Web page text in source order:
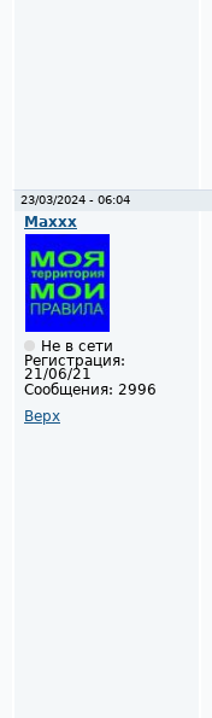
23/03/2024 - 06:04
Maxxx
Не в сети
Регистрация:
21/06/21
Сообщения: 2996
Верх